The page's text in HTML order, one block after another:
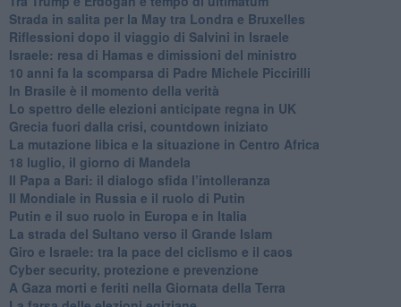
Strada in salita per la May tra Londra e Bruxelles
Riflessioni dopo il viaggio di Salvini in Israele
Israele: resa di Hamas e dimissioni del ministro
10 anni fa la scomparsa di Padre Michele Piccirilli
In Brasile è il momento della verità
Lo spettro delle elezioni anticipate regna in UK
Grecia fuori dalla crisi, countdown iniziato
La mutazione libica e la situazione in Centro Africa
18 luglio, il giorno di Mandela
Il Papa a Bari: il dialogo sfida l’intolleranza
Il Mondiale in Russia e il ruolo di Putin
Putin e il suo ruolo in Europa e in Italia
La strada del Sultano verso il Grande Islam
Giro e Israele: tra la pace del ciclismo e il caos
Cyber security, protezione e prevenzione
A Gaza morti e feriti nella Giornata della Terra